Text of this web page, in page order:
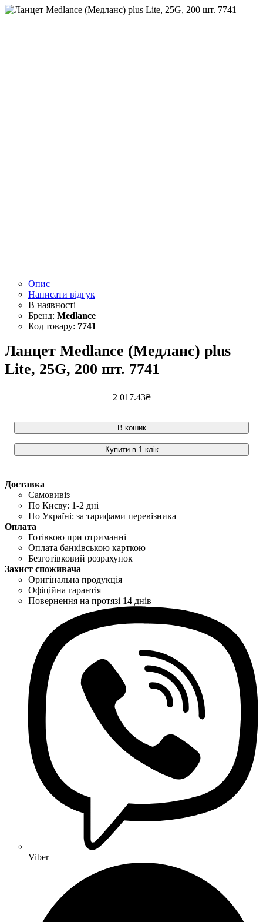
Опис
Написати відгук
Medlance
7741
Ланцет Medlance (Медланс) plus
Lite, 25G, 200 шт. 7741
2 017.43₴
В кошик
Купити в 1 клік
Доставка
Самовивіз
По Києву: 1-2 дні
По Україні: за тарифами перевізника
Оплата
Готівкою при отриманні
Оплата банківською карткою
Безготівковий розрахунок
Захист споживача
Оригінальна продукція
Офіційна гарантія
Повернення на протязі 14 днів
Viber